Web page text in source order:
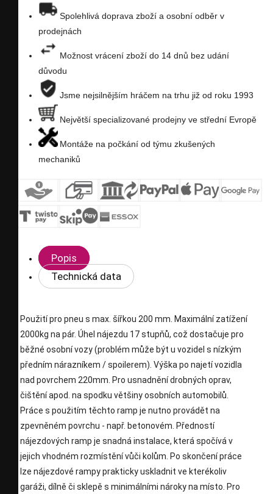
seznam
Spolehlivá doprava zboží a osobní odběr v
prodejnách
Možnost vrácení zboží do 14 dnů bez udání
důvodu
Jsme nejsilnějším hráčem na trhu již od roku 1993
Největší specializované prodejny ve střední Evropě
Montáže na počkání od týmu zkušených
mechaniků
Popis
Technická data
Použití pro pneu s max. šířkou 200 mm. Maximální zatížení
2000kg na pár. Úhel nájezdu 17 stupňů, což dostačuje pro
běžné osobní vozy (problém může být u vozidel s nízkým
předním nárazníkem / spoilerem). Výška po najetí vozidla
nad povrchem 220mm. Pro usnadnění drobných oprav,
čištění apod. na spodku většiny osobních automobilů.
Práce s použitím těchto ramp je nutno provádět na
zpevněném povrchu - např. betonovém. Předností
nájezdových ramp je snadná instalace, která spočívá v
jejich vhodném rozmístění vůči kolům. Po skončení práce
lze nájezdové rampy prakticky uskladnit ve kterékoliv
garáži, dílně či sklepě s minimálními nároky na místo. Pro